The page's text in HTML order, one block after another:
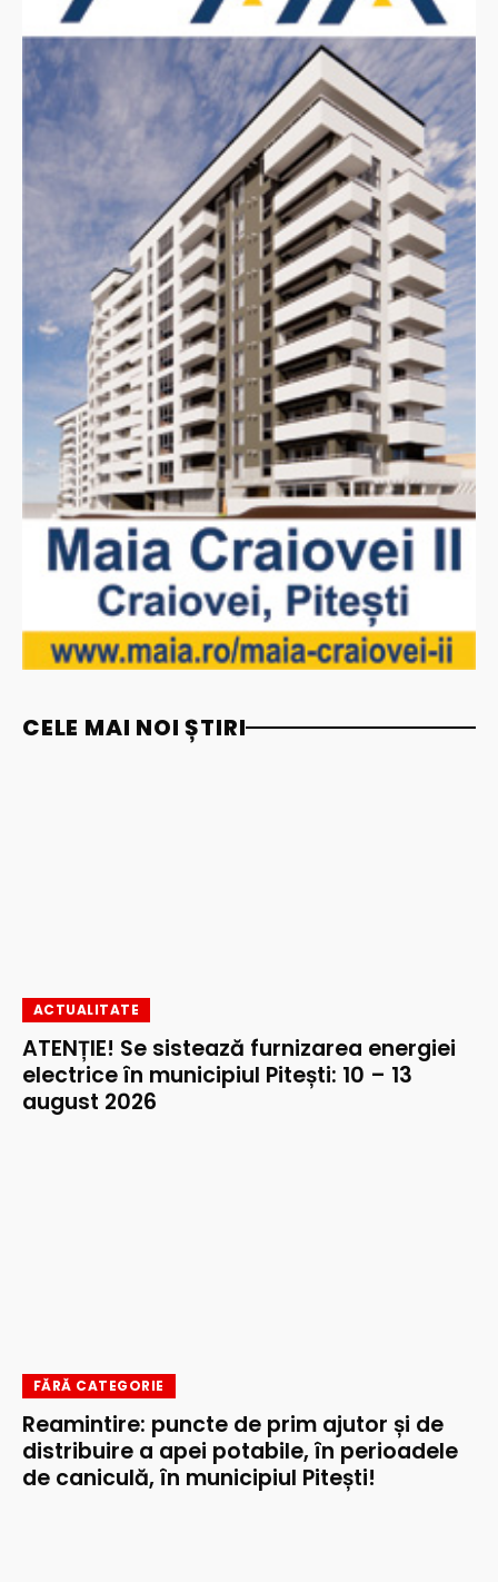
CELE MAI NOI ȘTIRI
ACTUALITATE
ATENȚIE! Se sistează furnizarea energiei
electrice în municipiul Pitești: 10 – 13
august 2026
FĂRĂ CATEGORIE
Reamintire: puncte de prim ajutor și de
distribuire a apei potabile, în perioadele
de caniculă, în municipiul Pitești!